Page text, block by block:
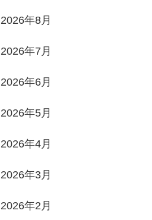
2026年8月
2026年7月
2026年6月
2026年5月
2026年4月
2026年3月
2026年2月